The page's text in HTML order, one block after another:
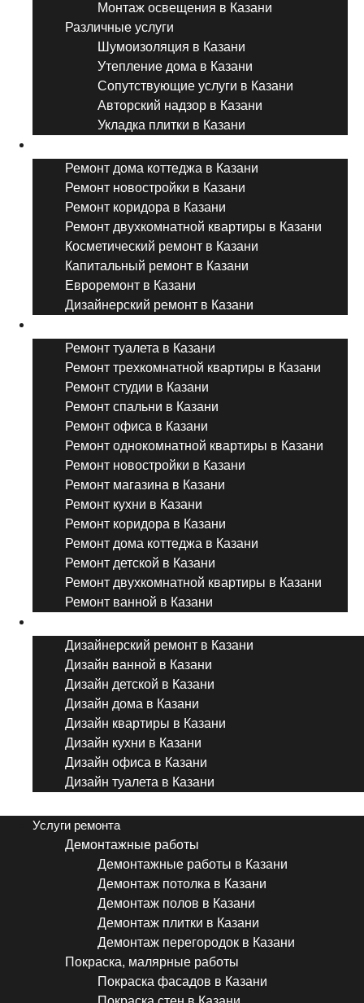
Монтаж освещения в Казани
Различные услуги
Шумоизоляция в Казани
Утепление дома в Казани
Сопутствующие услуги в Казани
Авторский надзор в Казани
Укладка плитки в Казани
Ремонт дома коттеджа в Казани
Ремонт новостройки в Казани
Ремонт коридора в Казани
Ремонт двухкомнатной квартиры в Казани
Косметический ремонт в Казани
Капитальный ремонт в Казани
Евроремонт в Казани
Дизайнерский ремонт в Казани
Ремонт туалета в Казани
Ремонт трехкомнатной квартиры в Казани
Ремонт студии в Казани
Ремонт спальни в Казани
Ремонт офиса в Казани
Ремонт однокомнатной квартиры в Казани
Ремонт новостройки в Казани
Ремонт магазина в Казани
Ремонт кухни в Казани
Ремонт коридора в Казани
Ремонт дома коттеджа в Казани
Ремонт детской в Казани
Ремонт двухкомнатной квартиры в Казани
Ремонт ванной в Казани
Дизайнерский ремонт в Казани
Дизайн ванной в Казани
Дизайн детской в Казани
Дизайн дома в Казани
Дизайн квартиры в Казани
Дизайн кухни в Казани
Дизайн офиса в Казани
Дизайн туалета в Казани
Услуги ремонта
Демонтажные работы
Демонтажные работы в Казани
Демонтаж потолка в Казани
Демонтаж полов в Казани
Демонтаж плитки в Казани
Демонтаж перегородок в Казани
Покраска, малярные работы
Покраска фасадов в Казани